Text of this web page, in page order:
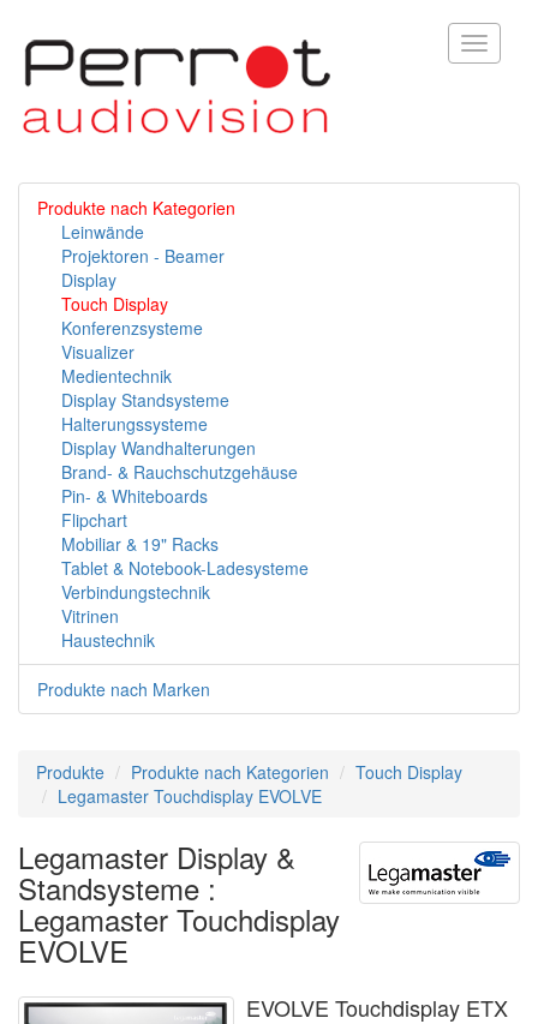
Toggle
Produkte nach Kategorien
Leinwände
Projektoren - Beamer
Display
Touch Display
Konferenzsysteme
Visualizer
Medientechnik
Display Standsysteme
Halterungssysteme
Display Wandhalterungen
Brand- & Rauchschutzgehäuse
Pin- & Whiteboards
Flipchart
Mobiliar & 19" Racks
Tablet & Notebook-Ladesysteme
Verbindungstechnik
Vitrinen
Haustechnik
Produkte nach Marken
Produkte Produkte nach Kategorien
Touch Display
Legamaster Touchdisplay EVOLVE
Legamaster Display &
Standsysteme :
Legamaster Touchdisplay
EVOLVE
EVOLVE Touchdisplay ETX